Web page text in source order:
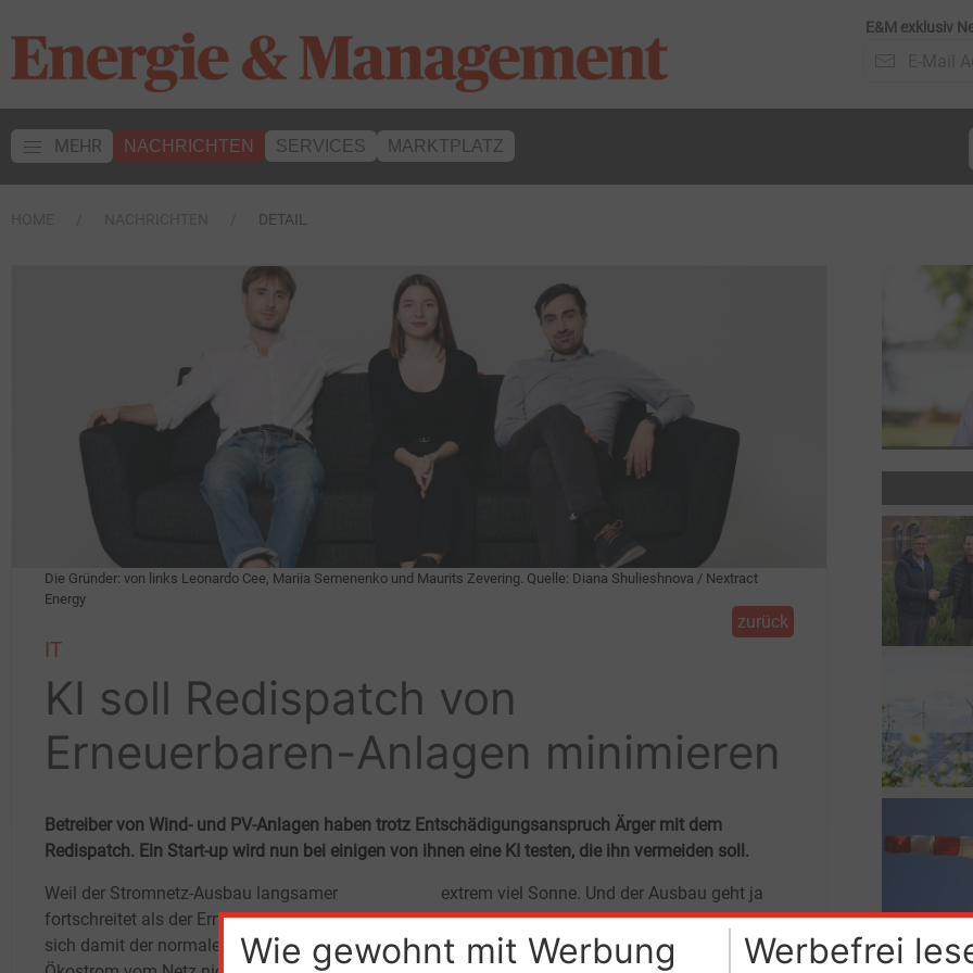
E&M exklusiv
MEHR NACHRICHTEN SERVICES MARKTPLATZ
DETAIL
Wie gewohnt mit Werbung
Werbefrei
Die Gründer: von links Leonardo Cee, Mariia Semenenko und Maurits Zevering. Quelle: Diana Shulieshnova / Nextract
Energy
zurück
IT
KI soll Redispatch von
Erneuerbaren-Anlagen minimieren
Betreiber von Wind- und PV-Anlagen haben trotz Entschädigungsanspruch Ärger mit dem
Redispatch. Ein Start-up wird nun bei einigen von ihnen eine KI testen, die ihn vermeiden soll.
Weil der Stromnetz-Ausbau langsamer
fortschreitet als der Erneuerbaren-Ausbau und
sich damit der normalerweise erzeugte
extrem viel Sonne. Und der Ausbau geht ja
weiter.